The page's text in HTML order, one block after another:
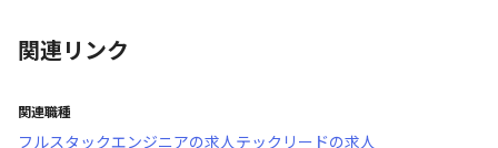
関連リンク
関連職種
フルスタックエンジニアの求人テックリードの求人